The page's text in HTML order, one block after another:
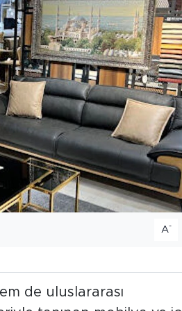
A-
de uluslararası